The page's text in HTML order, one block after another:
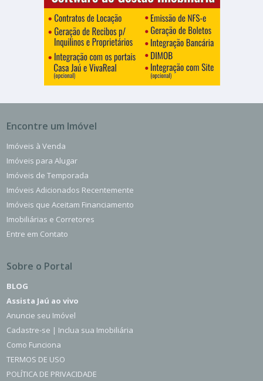
Encontre um Imóvel
Imóveis à Venda
Imóveis para Alugar
Imóveis de Temporada
Imóveis Adicionados Recentemente
Imóveis que Aceitam Financiamento
Imobiliárias e Corretores
Entre em Contato
Sobre o Portal
BLOG
Assista Jaú ao vivo
Anuncie seu Imóvel
Cadastre-se | Inclua sua Imobiliária
Como Funciona
TERMOS DE USO
POLÍTICA DE PRIVACIDADE